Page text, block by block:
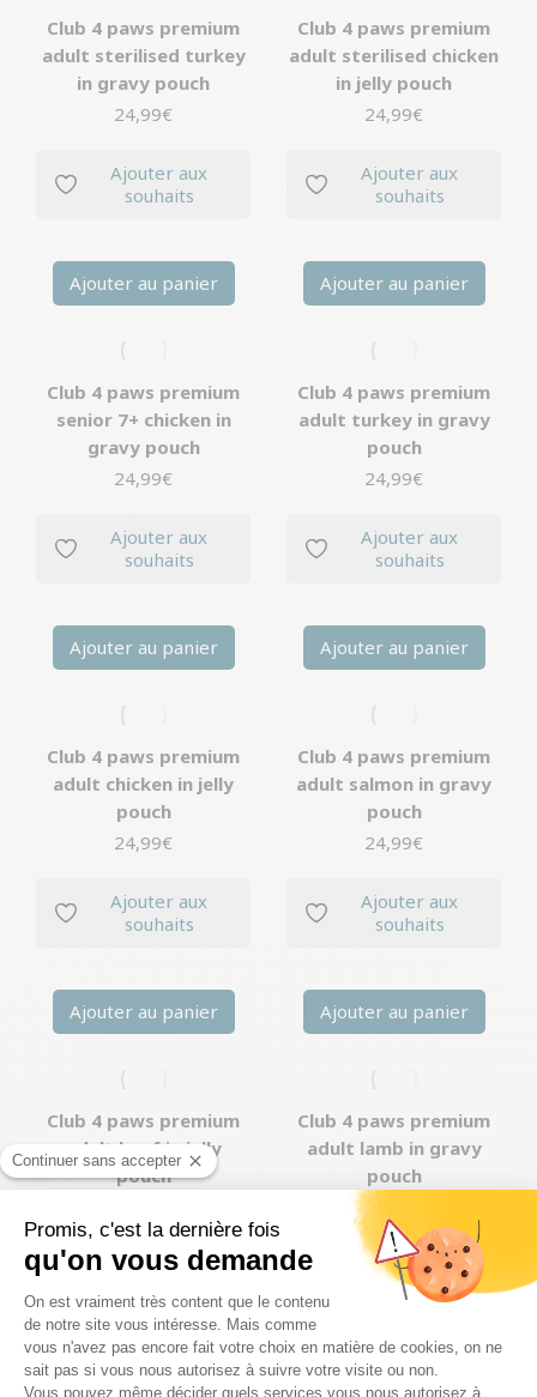
Club 4 paws premium
adult sterilised turkey
in gravy pouch
24,99€
Ajouter aux
souhaits
Ajouter au panier
Club 4 paws premium
adult sterilised chicken
in jelly pouch
24,99€
Ajouter aux
souhaits
Ajouter au panier
Club 4 paws premium
senior 7+ chicken in
gravy pouch
24,99€
Ajouter aux
souhaits
Ajouter au panier
Club 4 paws premium
adult turkey in gravy
pouch
24,99€
Ajouter aux
souhaits
Ajouter au panier
Club 4 paws premium
adult chicken in jelly
pouch
24,99€
Ajouter aux
souhaits
Ajouter au panier
Club 4 paws premium
adult salmon in gravy
pouch
24,99€
Ajouter aux
souhaits
Ajouter au panier
Club 4 paws premium
adult beef in jelly
pouch
Ajouter aux
Ajouter au panier
Club 4 paws premium
adult lamb in gravy
pouch
24,99
Ajouter aux
souhaits
Ajouter au panier